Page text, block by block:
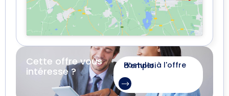
Cette offre vous
intéresse ?
Postuler à l'offre d'emploi